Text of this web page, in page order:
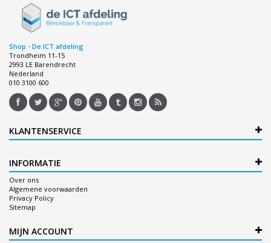
Shop - De ICT afdeling
Trondheim 11-15
2993 LE Barendrecht
Nederland
010 3100 600
KLANTENSERVICE
INFORMATIE
Over ons
Algemene voorwaarden
Privacy Policy
Sitemap
MIJN ACCOUNT